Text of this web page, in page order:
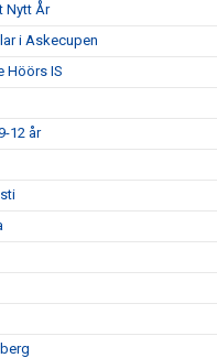
Nytt År
i Askecupen
Höörs IS
12 år